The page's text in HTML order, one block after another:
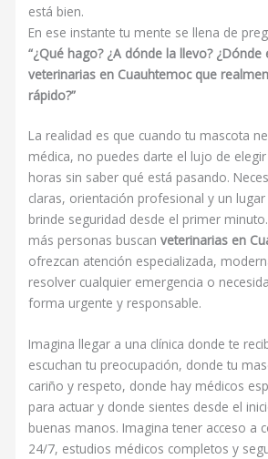
está bien.
En ese instante tu mente se llena de
“¿Qué hago? ¿A dónde la llevo? ¿Dónde
veterinarias en Cuauhtemoc que
rápido?”
La realidad es que cuando tu mascota
médica, no puedes darte el lujo de
horas sin saber qué está pasando.
claras, orientación profesional y un
brinde seguridad desde el primer
más personas buscanveterinarias en
ofrezcan atención especializada,
resolver cualquier emergencia o
forma urgente y responsable.
Imagina llegar a una clínica donde te
escuchan tu preocupación, donde tu
cariño y respeto, donde hay médicos
para actuar y donde sientes desde el
buenas manos. Imagina tener acceso a
24/7, estudios médicos completos y